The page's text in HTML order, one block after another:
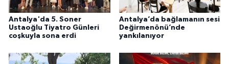
Antalya'da 5. Soner
Ustaoğlu Tiyatro Günleri
coşkuyla sona erdi
Antalya’da bağlamanın sesi
Değirmenönü’nde
yankılanıyor